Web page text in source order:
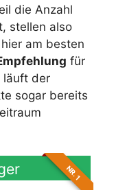
die Anzahl
stellen also
am besten
für
läuft der
sogar bereits
NR. 1